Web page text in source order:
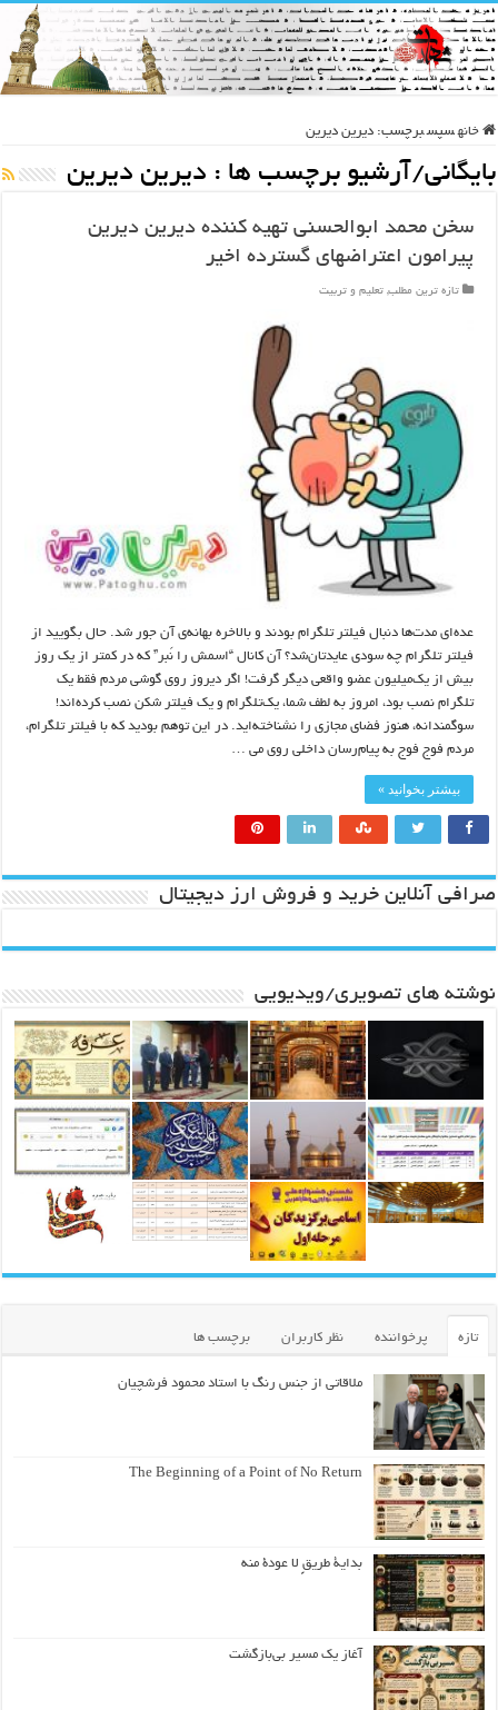
خانه سپس برچسب: دیرین دیرین
بایگانی/آرشیو برچسب ها : دیرین دیرین
سخن محمد ابوالحسنی تهیه کننده دیرین دیرین
پیرامون اعتراضهای گسترده اخیر
تازه ترین مطلب, تعلیم و تربیت
عده‌ای مدت‌ها دنبال فیلتر تلگرام بودند و بالاخره بهانه‌‌ی آن جور شد. حال بگویید از
فیلتر تلگرام چه سودی عایدتان‌شد؟ آن‌ کانال “اسمش را نَبر” که در کمتر از یک روز
بیش از یک‌میلیون عضو واقعی دیگر گرفت! اگر دیروز روی گوشی مردم فقط یک
تلگرام نصب بود، امروز به لطف شما، یک‌تلگرام و یک فیلتر شکن نصب کرده‌اند!
سوگمندانه، هنوز فضای مجازی را نشناخته‌اید. در این توهم بودید که با فیلتر تلگرام،
مردم فوج فوج به پیام‌رسان‌ داخلی‌ روی می …
بیشتر بخوانید »
صرافی آنلاین خرید و فروش ارز دیجیتال
نوشته های تصویری/ویدیویی
تازه پرخواننده نظر کاربران برچسب ها
ملاقاتی از جنس رنگ با استاد محمود فرشچیان
The Beginning of a Point of No Return
بداية طريقٍ لا عودة منه
آغاز یک مسیر بی‌بازگشت